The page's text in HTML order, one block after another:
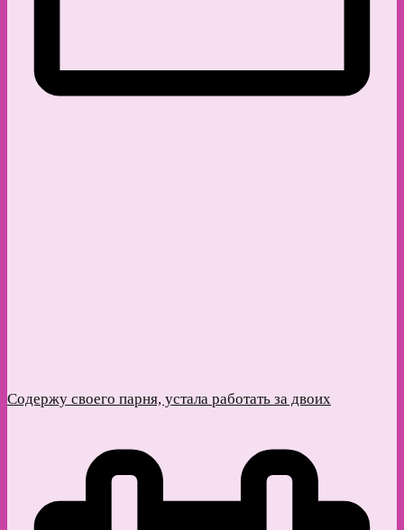
Содержу своего парня, устала работать за двоих